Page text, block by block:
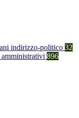
indirizzo-politico 32
896